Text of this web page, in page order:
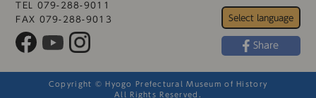
TEL 079-288-9011
FAX 079-288-9013
Share
Copyright © Hyogo Prefectural Museum of History
All Rights Reserved.